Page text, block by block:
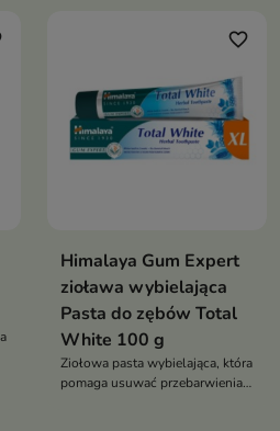
favorite_border
Himalaya Gum Expert
zioława wybielająca
Pasta do zębów Total
White 100 g
Ziołowa pasta wybielająca, która
pomaga usuwać przebarwienia,